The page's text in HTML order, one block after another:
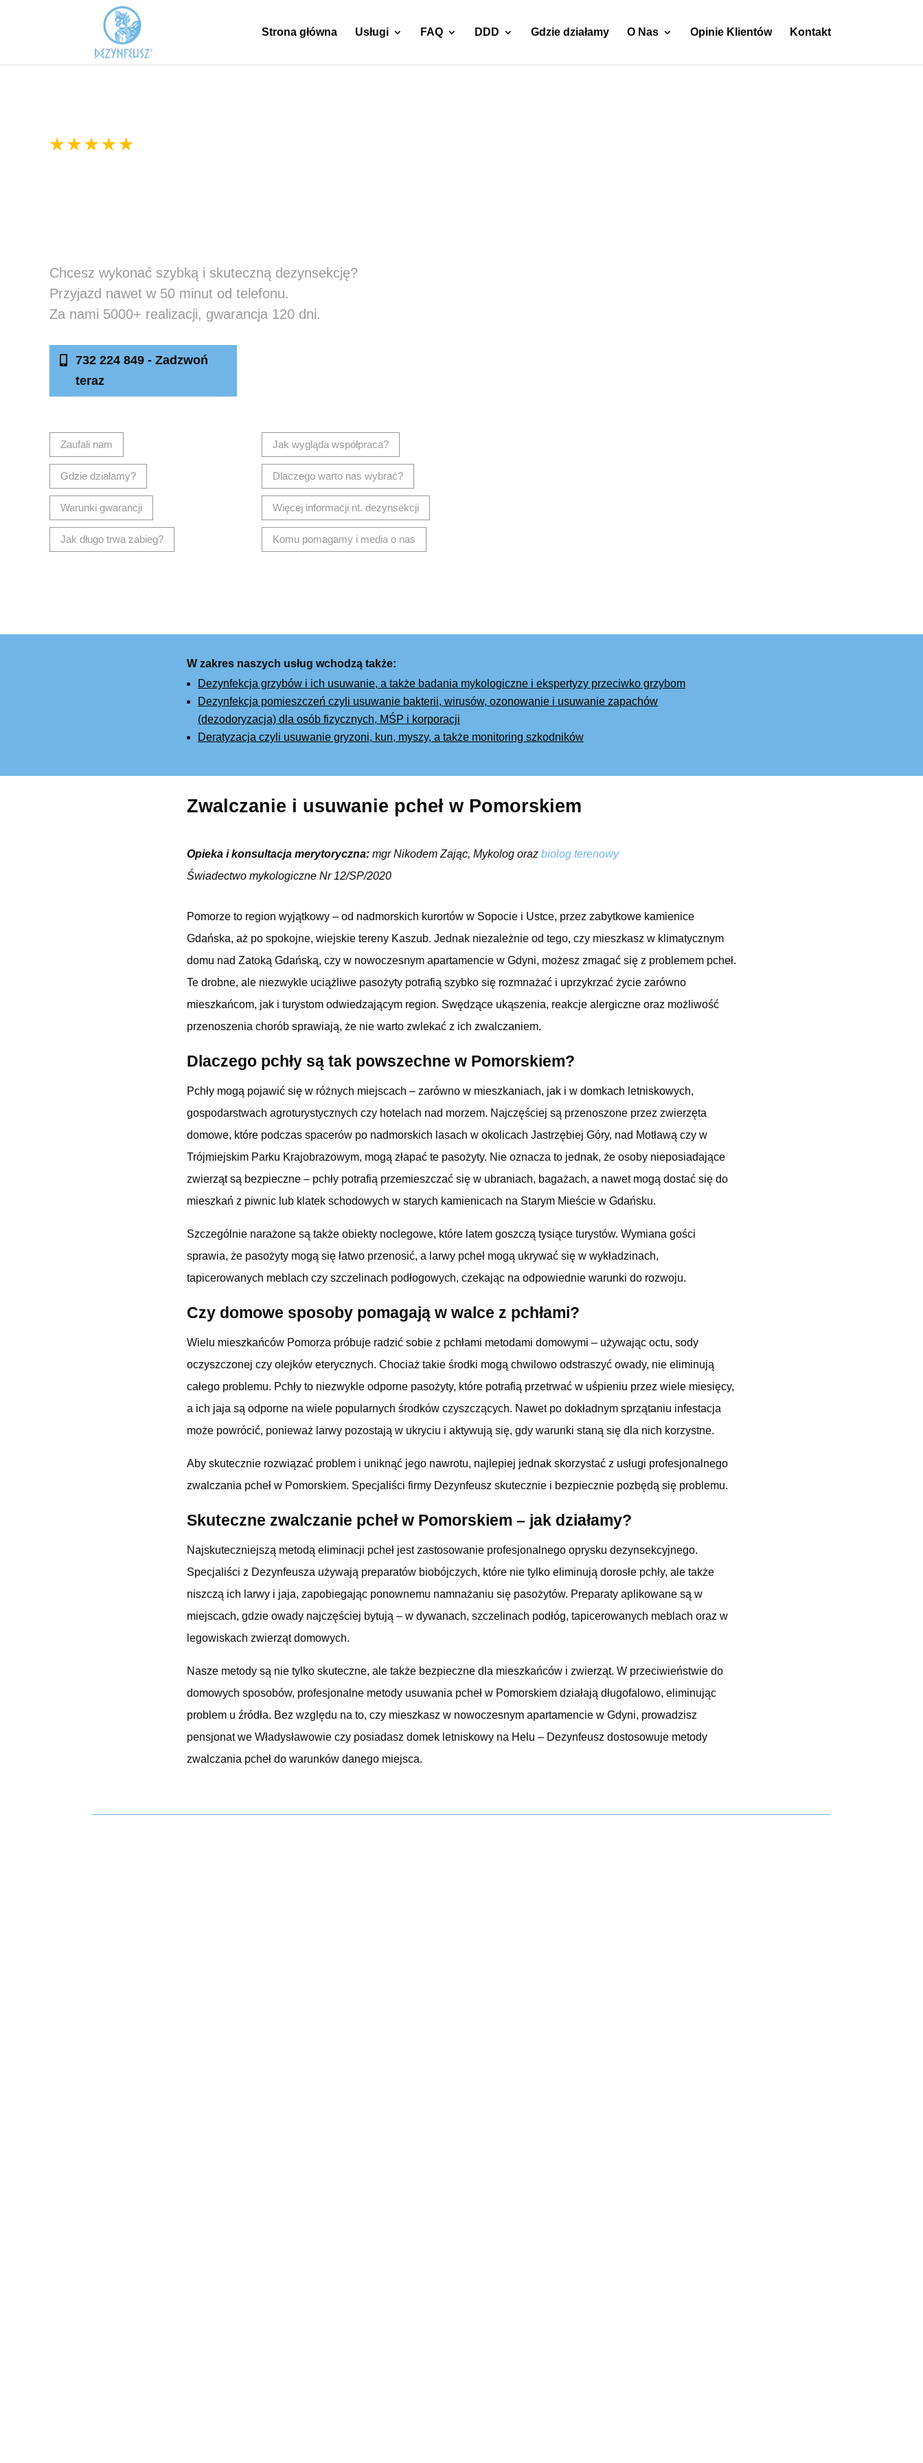
Strona główna Usługi FAQ DDD Gdzie działamy O Nas Opinie Klientów Kontakt
Chcesz wykonać szybką i skuteczną dezynsekcję?
Przyjazd nawet w 50 minut od telefonu.
Za nami 5000+ realizacji, gwarancja 120 dni.
732 224 849 - Zadzwoń
teraz
Zaufali nam
Gdzie działamy?
Warunki gwarancji
Jak długo trwa zabieg?
Jak wygląda współpraca?
Dlaczego warto nas wybrać?
Więcej informacji nt. dezynsekcji
Komu pomagamy i media o nas
W zakres naszych usług wchodzą także:
Dezynfekcja grzybów i ich usuwanie, a także badania mykologiczne i ekspertyzy przeciwko grzybom
Dezynfekcja pomieszczeń czyli usuwanie bakterii, wirusów, ozonowanie i usuwanie zapachów
(dezodoryzacja) dla osób fizycznych, MŚP i korporacji
Deratyzacja czyli usuwanie gryzoni, kun, myszy, a także monitoring szkodników
Zwalczanie i usuwanie pcheł w Pomorskiem
Opieka i konsultacja merytoryczna: mgr Nikodem Zając, Mykolog oraz biolog terenowy
Świadectwo mykologiczne Nr 12/SP/2020
Pomorze to region wyjątkowy – od nadmorskich kurortów w Sopocie i Ustce, przez zabytkowe kamienice
Gdańska, aż po spokojne, wiejskie tereny Kaszub. Jednak niezależnie od tego, czy mieszkasz w klimatycznym
domu nad Zatoką Gdańską, czy w nowoczesnym apartamencie w Gdyni, możesz zmagać się z problemem pcheł.
Te drobne, ale niezwykle uciążliwe pasożyty potrafią szybko się rozmnażać i uprzykrzać życie zarówno
mieszkańcom, jak i turystom odwiedzającym region. Swędzące ukąszenia, reakcje alergiczne oraz możliwość
przenoszenia chorób sprawiają, że nie warto zwlekać z ich zwalczaniem.
Dlaczego pchły są tak powszechne w Pomorskiem?
Pchły mogą pojawić się w różnych miejscach – zarówno w mieszkaniach, jak i w domkach letniskowych,
gospodarstwach agroturystycznych czy hotelach nad morzem. Najczęściej są przenoszone przez zwierzęta
domowe, które podczas spacerów po nadmorskich lasach w okolicach Jastrzębiej Góry, nad Motławą czy w
Trójmiejskim Parku Krajobrazowym, mogą złapać te pasożyty. Nie oznacza to jednak, że osoby nieposiadające
zwierząt są bezpieczne – pchły potrafią przemieszczać się w ubraniach, bagażach, a nawet mogą dostać się do
mieszkań z piwnic lub klatek schodowych w starych kamienicach na Starym Mieście w Gdańsku.
Szczególnie narażone są także obiekty noclegowe, które latem goszczą tysiące turystów. Wymiana gości
sprawia, że pasożyty mogą się łatwo przenosić, a larwy pcheł mogą ukrywać się w wykładzinach,
tapicerowanych meblach czy szczelinach podłogowych, czekając na odpowiednie warunki do rozwoju.
Czy domowe sposoby pomagają w walce z pchłami?
Wielu mieszkańców Pomorza próbuje radzić sobie z pchłami metodami domowymi – używając octu, sody
oczyszczonej czy olejków eterycznych. Chociaż takie środki mogą chwilowo odstraszyć owady, nie eliminują
całego problemu. Pchły to niezwykle odporne pasożyty, które potrafią przetrwać w uśpieniu przez wiele miesięcy,
a ich jaja są odporne na wiele popularnych środków czyszczących. Nawet po dokładnym sprzątaniu infestacja
może powrócić, ponieważ larwy pozostają w ukryciu i aktywują się, gdy warunki staną się dla nich korzystne.
Aby skutecznie rozwiązać problem i uniknąć jego nawrotu, najlepiej jednak skorzystać z usługi profesjonalnego
zwalczania pcheł w Pomorskiem. Specjaliści firmy Dezynfeusz skutecznie i bezpiecznie pozbędą się problemu.
Skuteczne zwalczanie pcheł w Pomorskiem – jak działamy?
Najskuteczniejszą metodą eliminacji pcheł jest zastosowanie profesjonalnego oprysku dezynsekcyjnego.
Specjaliści z Dezynfeusza używają preparatów biobójczych, które nie tylko eliminują dorosłe pchły, ale także
niszczą ich larwy i jaja, zapobiegając ponownemu namnażaniu się pasożytów. Preparaty aplikowane są w
miejscach, gdzie owady najczęściej bytują – w dywanach, szczelinach podłóg, tapicerowanych meblach oraz w
legowiskach zwierząt domowych.
Nasze metody są nie tylko skuteczne, ale także bezpieczne dla mieszkańców i zwierząt. W przeciwieństwie do
domowych sposobów, profesjonalne metody usuwania pcheł w Pomorskiem działają długofalowo, eliminując
problem u źródła. Bez względu na to, czy mieszkasz w nowoczesnym apartamencie w Gdyni, prowadzisz
pensjonat we Władysławowie czy posiadasz domek letniskowy na Helu – Dezynfeusz dostosowuje metody
zwalczania pcheł do warunków danego miejsca.